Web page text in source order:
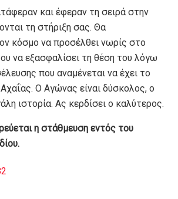
και έφεραν τη σειρά στην
τη στήριξη σας. Θα
κόσμο να προσέλθει νωρίς στο
να εξασφαλίσει τη θέση του λόγω
που αναμένεται να έχει το
Ο Αγώνας είναι δύσκολος, ο
ιστορία. Ας κερδίσει ο καλύτερος.
η στάθμευση εντός του